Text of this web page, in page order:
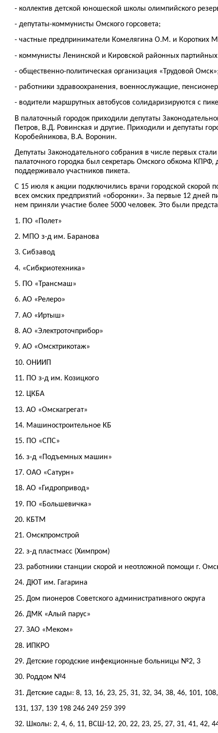
- коллектив детской юношеской школы олимпийского
- депутаты-коммунисты Омского горсовета;
- частные предприниматели Комелягина О.М. и Коротких
- коммунисты Ленинской и Кировской районных
- общественно-политическая организация «Трудовой
- работники здравоохранения, военнослужащие,
- водители маршрутных автобусов солидаризируются с
В палаточный городок приходили депутаты
Петров, В.Д. Ровинская и другие. Приходили и депутаты
Коробейникова, В.А. Воронин.
Депутаты Законодательного собрания в числе первых
палаточного городка был секретарь Омского обкома
поддерживало участников пикета.
С 15 июля к акции подключились врачи городской скорой
всех омских предприятий «оборонки». За первые 12 дней
нем приняли участие более 5000 человек. Это были
1. ПО «Полет»
2. МПО з-д им. Баранова
3. Сибзавод
4. «Сибкриотехника»
5. ПО «Трансмаш»
6. АО «Релеро»
7. АО «Иртыш»
8. АО «Электроточприбор»
9. АО «Омсктрикотаж»
10. ОНИИП
11. ПО з-д им. Козицкого
12. ЦКБА
13. АО «Омскагрегат»
14. Машиностроительное КБ
15. ПО «СПС»
16. з-д «Подъемных машин»
17. ОАО «Сатурн»
18. АО «Гидропривод»
19. ПО «Большевичка»
20. КБТМ
21. Омскпромстрой
22. з-д пластмасс (Химпром)
23. работники станции скорой и неотложной помощи г.
24. ДЮТ им. Гагарина
25. Дом пионеров Советского административного округа
26. ДМК «Алый парус»
27. ЗАО «Меком»
28. ИПКРО
29. Детские городские инфекционные больницы №2, 3
30. Роддом №4
31. Детские сады: 8, 13, 16, 23, 25, 31, 32, 34, 38, 46, 101, 108,
131, 137, 139 198 246 249 259 399
32. Школы: 2, 4, 6, 11, ВСШ-12, 20, 22, 23, 25, 27, 31, 41, 42,